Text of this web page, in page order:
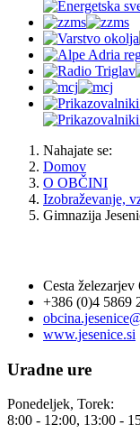
Nahajate se:
Domov
O OBČINI
Izobraževanje,
Gimnazija
Cesta železarjev
+386 (0)4 5869
www.jesenice.si
Uradne ure
Ponedeljek, Torek:
8:00 - 12:00, 13:00 -